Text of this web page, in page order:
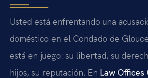
Usted está enfrentando una
doméstico en el Condado de
está en juego: su libertad, su
hijos, su reputación. En Law Offices